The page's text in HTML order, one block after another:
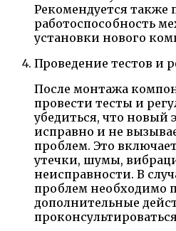
Рекомендуется также
работоспособность
установки нового
Проведение тестов и
После монтажа
провести тесты и
убедиться, что новый
исправно и не
проблем. Это
утечки, шумы,
неисправности. В
проблем необходимо
дополнительные